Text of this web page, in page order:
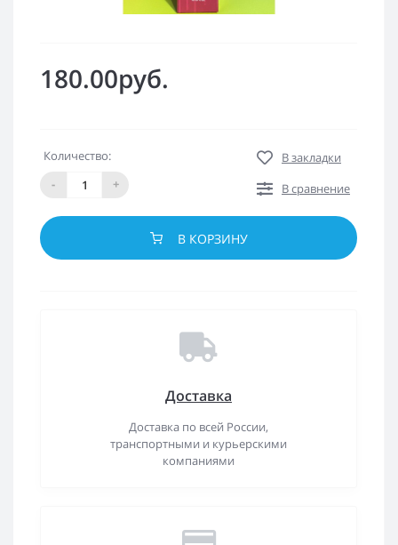
180.00руб.
Количество:
-
+
В закладки
В сравнение
В КОРЗИНУ
Доставка
Доставка по всей России,
транспортными и курьерскими
компаниями